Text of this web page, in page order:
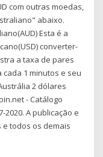
com outras moedas,
abaixo.
Esta é a
converter-
a taxa de pares
1 minutos e seu
2 dólares
- Catálogo
A publicação e
todos os demais